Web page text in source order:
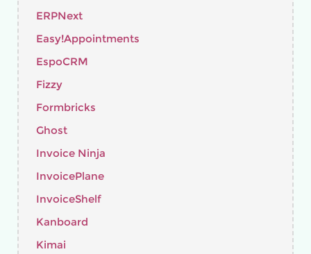
ERPNext
Easy!Appointments
EspoCRM
Fizzy
Formbricks
Ghost
Invoice Ninja
InvoicePlane
InvoiceShelf
Kanboard
Kimai